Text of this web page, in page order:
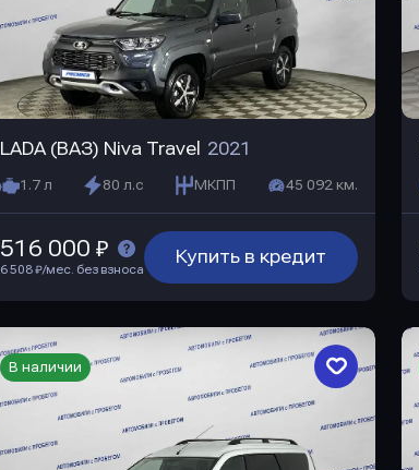
LADA (ВАЗ) Niva Travel 2021
1.7 л 80 л.с МКПП 45 092 км.
Купить в кредит
516 000 ₽
6 508 ₽/мес. без взноса
В наличии